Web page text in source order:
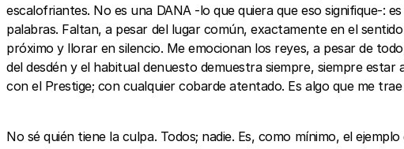
escalofriantes. No es una DANA -lo que quiera que eso signifique-:
palabras. Faltan, a pesar del lugar común, exactamente en el
próximo y llorar en silencio. Me emocionan los reyes, a pesar de
del desdén y el habitual denuesto demuestra siempre, siempre
con el Prestige; con cualquier cobarde atentado. Es algo que me
No sé quién tiene la culpa. Todos; nadie. Es, como mínimo, el